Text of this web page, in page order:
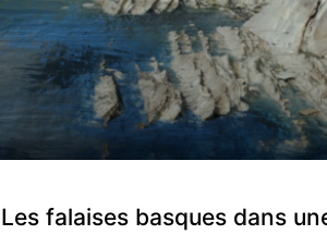
Les falaises basques dans